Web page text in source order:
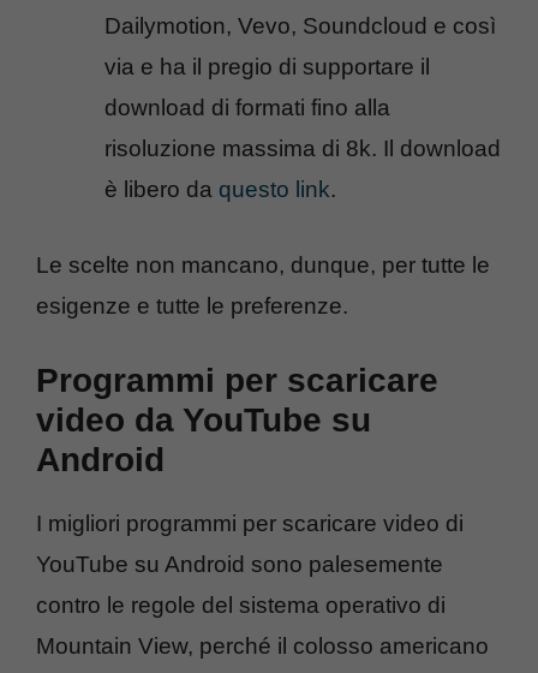
Dailymotion, Vevo, Soundcloud e così
via e ha il pregio di supportare il
download di formati fino alla
risoluzione massima di 8k. Il download
è libero da questo link.
Le scelte non mancano, dunque, per tutte le
esigenze e tutte le preferenze.
Programmi per scaricare
video da YouTube su
Android
I migliori programmi per scaricare video di
YouTube su Android sono palesemente
contro le regole del sistema operativo di
Mountain View, perché il colosso americano